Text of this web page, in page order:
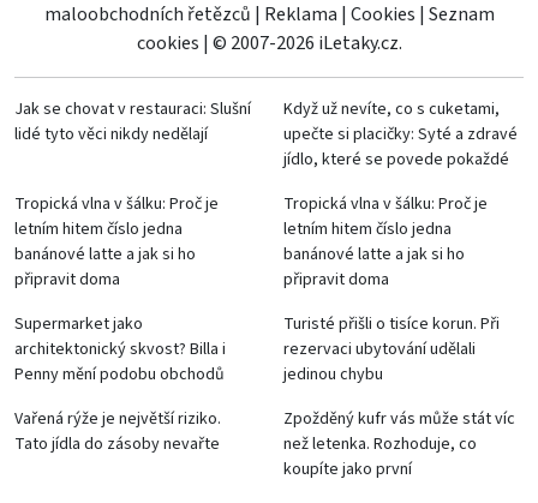
maloobchodních řetězců | Reklama | Cookies | Seznam
cookies | © 2007-2026 iLetaky.cz.
Jak se chovat v restauraci: Slušní
lidé tyto věci nikdy nedělají
Když už nevíte, co s cuketami,
upečte si placičky: Syté a zdravé
jídlo, které se povede pokaždé
Tropická vlna v šálku: Proč je
letním hitem číslo jedna
banánové latte a jak si ho
připravit doma
Tropická vlna v šálku: Proč je
letním hitem číslo jedna
banánové latte a jak si ho
připravit doma
Supermarket jako
architektonický skvost? Billa i
Penny mění podobu obchodů
Turisté přišli o tisíce korun. Při
rezervaci ubytování udělali
jedinou chybu
Vařená rýže je největší riziko.
Tato jídla do zásoby nevařte
Zpožděný kufr vás může stát víc
než letenka. Rozhoduje, co
koupíte jako první